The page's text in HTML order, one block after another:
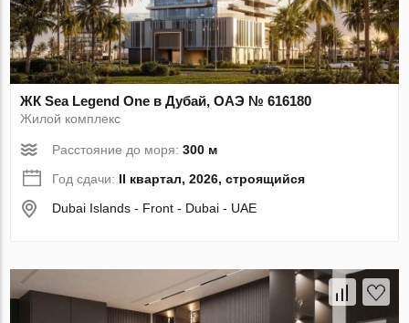
ЖК Sea Legend One в Дубай, ОАЭ № 616180
Жилой комплекс
Расстояние до моря:300 м
Год сдачи: II квартал, 2026, строящийся
Dubai Islands - Front - Dubai - UAE